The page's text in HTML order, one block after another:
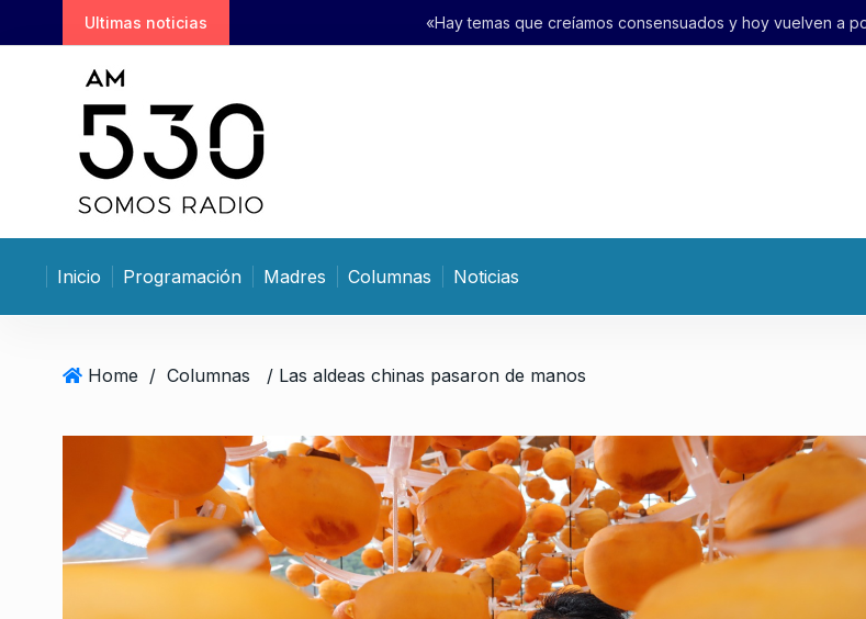
k
n
Ultimas noticias «Hay temas que creíamos consensuados y hoy vuelven a ponerse en discusión»
Inicio Programación Madres Columnas Noticias
Home / Columnas / Las aldeas chinas pasaron de manos